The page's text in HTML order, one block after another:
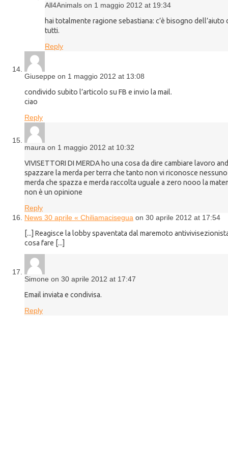
All4Animals on 1 maggio 2012 at 19:34
hai totalmente ragione sebastiana: c’è bisogno dell’aiuto
tutti.
Reply
Giuseppe on 1 maggio 2012 at 13:08
condivido subito l’articolo su FB e invio la mail.
ciao
Reply
maura on 1 maggio 2012 at 10:32
VIVISETTORI DI MERDA ho una cosa da dire cambiare lavoro
spazzare la merda per terra che tanto non vi riconosce
merda che spazza e merda raccolta uguale a zero nooo la
non è un opinione
Reply
News 30 aprile « Chiliamacisegua on 30 aprile 2012 at 17:54
[...] Reagisce la lobby spaventata dal maremoto
cosa fare [...]
Simone on 30 aprile 2012 at 17:47
Email inviata e condivisa.
Reply